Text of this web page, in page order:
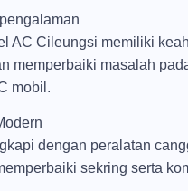
AC Cileungsi memiliki
memperbaiki masalah
mobil.
dengan peralatan
sekring serta